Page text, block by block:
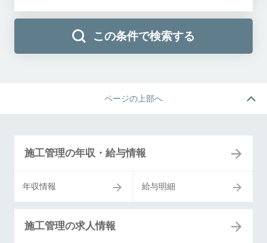
この条件で検索する
ページの上部へ
施工管理の年収・給与情報
年収情報 給与明細
施工管理の求人情報